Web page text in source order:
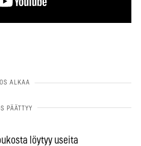
löytyy useita